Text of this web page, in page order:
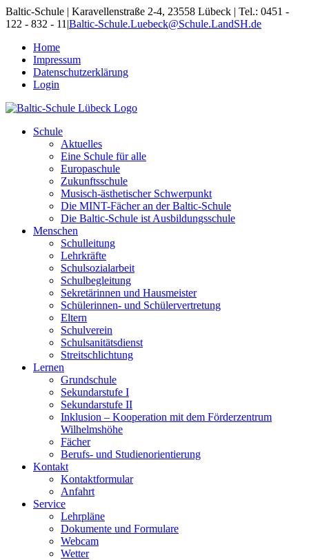
Skip
to
Baltic-Schule | Karavellenstraße 2-4, 23558 Lübeck | Tel.: 0451 -
122 - 832 - 11 |Baltic-Schule.Luebeck@Schule.LandSH.de
Home
Impressum
Datenschutzerklärung
Login
Schule
Aktuelles
Eine Schule für alle
Europaschule
Zukunftsschule
Musisch-ästhetischer Schwerpunkt
Die MINT-Fächer an der Baltic-Schule
Die Baltic-Schule ist Ausbildungsschule
Menschen
Schulleitung
Lehrkräfte
Schulsozialarbeit
Schulbegleitung
Sekretärinnen und Hausmeister
Schülerinnen- und Schülervertretung
Eltern
Schulverein
Schulsanitätsdienst
Streitschlichtung
Lernen
Grundschule
Sekundarstufe I
Sekundarstufe II
Inklusion – Kooperation mit dem Förderzentrum
Wilhelmshöhe
Fächer
Berufs- und Studienorientierung
Kontakt
Kontaktformular
Anfahrt
Service
Lehrpläne
Dokumente und Formulare
Webcam
Wetter